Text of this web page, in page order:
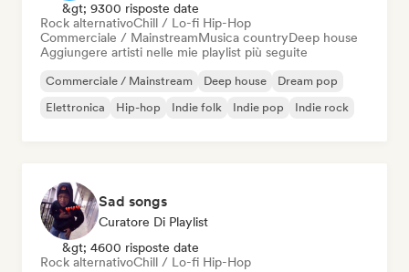
&gt; 9300 risposte date
Rock alternativoChill / Lo-fi Hip-Hop
Commerciale / MainstreamMusica countryDeep house
Aggiungere artisti nelle mie playlist più seguite
Commerciale / Mainstream Deep house
Dream pop
Elettronica
Hip-hop Indie folk Indie pop Indie rock
Sad songs
Curatore Di Playlist
&gt; 4600 risposte date
Rock alternativoChill / Lo-fi Hip-Hop